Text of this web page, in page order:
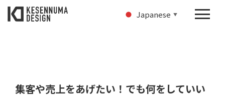
集客や売上をあげたい！でも何をしていい
Japanese ▼